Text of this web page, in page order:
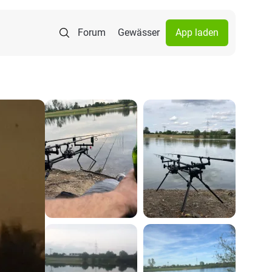
Forum Gewässer App laden